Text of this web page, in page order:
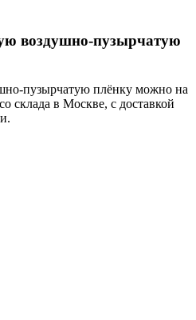
воздушно-пузырчатую
пузырчатую плёнку можно на
склада в Москве, с доставкой